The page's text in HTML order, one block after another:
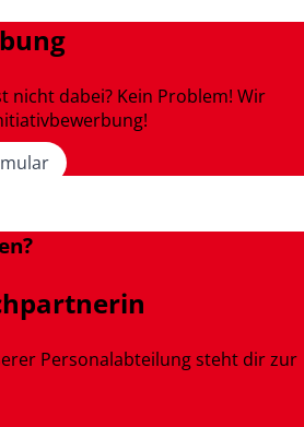
nicht dabei? Kein Problem! Wir
Personalabteilung steht dir zur